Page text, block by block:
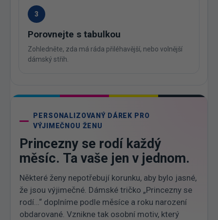
3
Porovnejte s tabulkou
Zohledněte, zda má ráda přiléhavější, nebo volnější
dámský střih.
PERSONALIZOVANÝ DÁREK PRO
VÝJIMEČNOU ŽENU
Princezny se rodí každý
měsíc. Ta vaše jen v jednom.
Některé ženy nepotřebují korunku, aby bylo jasné,
že jsou výjimečné. Dámské tričko „Princezny se
rodí…“ doplníme podle měsíce a roku narození
obdarované. Vznikne tak osobní motiv, který